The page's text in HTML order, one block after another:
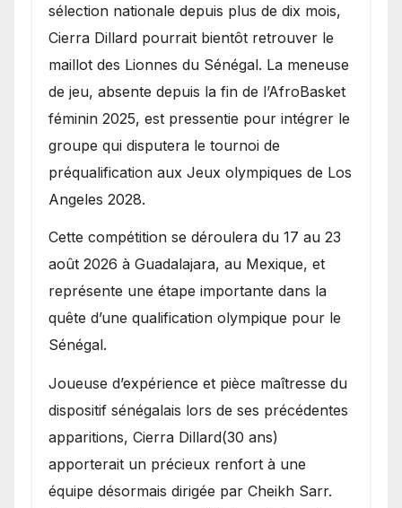
sélection nationale depuis plus de dix mois,
Cierra Dillard pourrait bientôt retrouver le
maillot des Lionnes du Sénégal. La meneuse
de jeu, absente depuis la fin de l’AfroBasket
féminin 2025, est pressentie pour intégrer le
groupe qui disputera le tournoi de
préqualification aux Jeux olympiques de Los
Angeles 2028.
Cette compétition se déroulera du 17 au 23
août 2026 à Guadalajara, au Mexique, et
représente une étape importante dans la
quête d’une qualification olympique pour le
Sénégal.
Joueuse d’expérience et pièce maîtresse du
dispositif sénégalais lors de ses précédentes
apparitions, Cierra Dillard(30 ans)
apporterait un précieux renfort à une
équipe désormais dirigée par Cheikh Sarr.